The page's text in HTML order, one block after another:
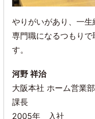
やりがいがあり、一生
専門職になるつもり
す。
河野 祥治
大阪本社 ホーム営業部
課長
2005年 入社